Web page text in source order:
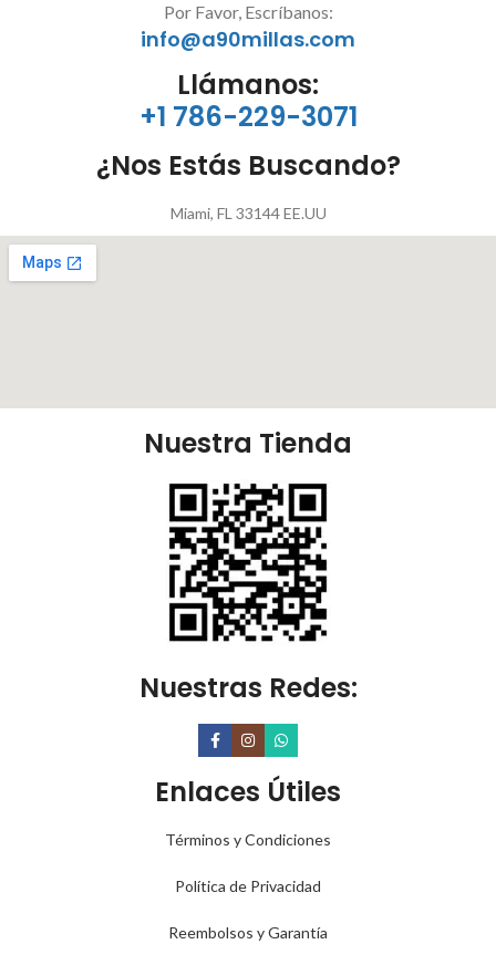
Por Favor, Escríbanos:
info@a90millas.com
Llámanos:
+1 786-229-3071
¿Nos Estás Buscando?
Miami, FL 33144 EE.UU
Nuestra Tienda
Nuestras Redes:
Enlaces Útiles
Términos y Condiciones
Política de Privacidad
Reembolsos y Garantía